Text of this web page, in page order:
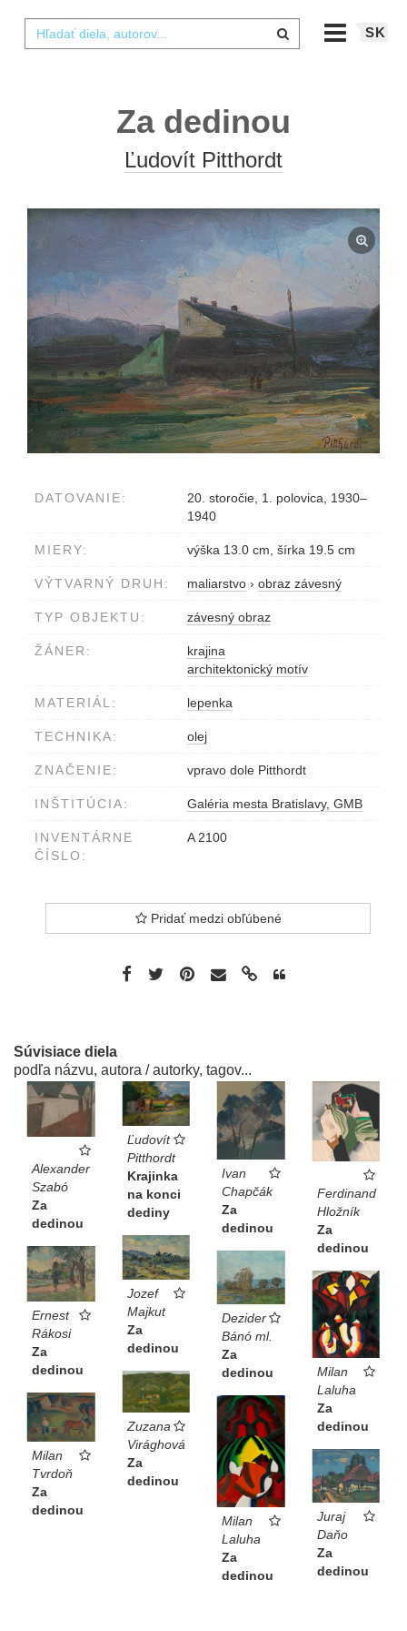
SK
Za dedinou
Ľudovít Pitthordt
DATOVANIE:
20. storočie, 1. polovica, 1930–
1940
MIERY: výška 13.0 cm, šírka 19.5 cm
VÝTVARNÝ DRUH: maliarstvo › obraz závesný
TYP OBJEKTU: závesný obraz
ŽÁNER:
krajina
architektonický motív
MATERIÁL: lepenka
TECHNIKA: olej
ZNAČENIE: vpravo dole Pitthordt
INŠTITÚCIA: Galéria mesta Bratislavy, GMB
INVENTÁRNE
ČÍSLO:
A 2100
Pridať medzi obľúbené
Súvisiace diela
podľa názvu, autora / autorky, tagov...
Alexander
Szabó
Za
dedinou
Ľudovít
Pitthordt
Krajinka
na konci
dediny
Ivan
Chapčák
Za
dedinou
Ferdinand
Hložník
Za
dedinou
Jozef
Majkut
Za
dedinou
Ernest
Rákosi
Za
dedinou
Dezider
Bánó ml.
Za
dedinou
Milan
Laluha
Za
dedinou
Zuzana
Virághová
Za
dedinou
Milan
Tvrdoň
Za
dedinou
Milan
Laluha
Za
dedinou
Juraj
Daňo
Za
dedinou